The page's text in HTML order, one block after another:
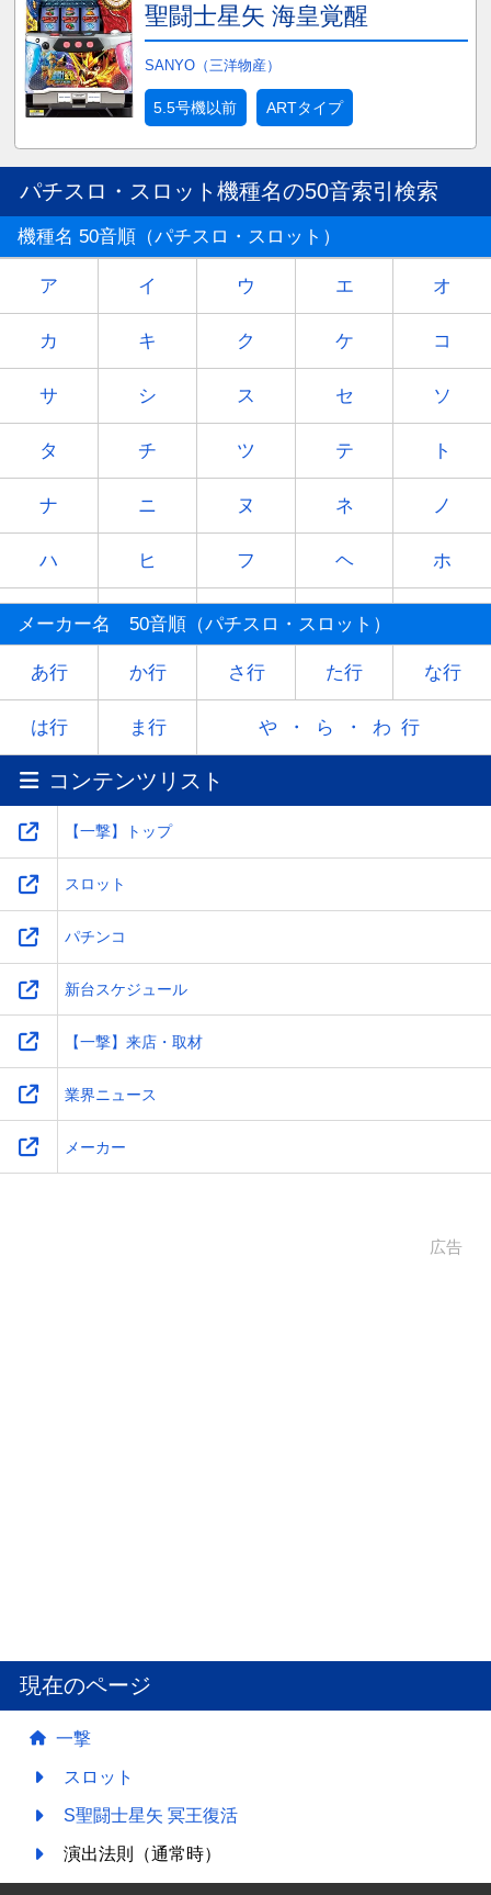
聖闘士星矢 海皇覚醒
SANYO（三洋物産）
5.5号機以前 ARTタイプ
パチスロ・スロット機種名の50音索引検索
機種名 50音順（パチスロ・スロット）
ア イ ウ エ オ
カ キ ク ケ コ
サ シ ス セ ソ
タ チ ツ テ ト
ナ ニ ヌ ネ ノ
ハ ヒ フ ヘ ホ
マ ミ ム メ
ヤ - ユ - ヨ
ラ リ レ
ワ -
メーカー名 50音順（パチスロ・スロット）
あ行 か行 さ行 た行 な行
は行 ま行 や・ら・わ行
コンテンツリスト
【一撃】トップ
スロット
パチンコ
新台スケジュール
【一撃】来店・取材
業界ニュース
メーカー
広告
現在のページ
一撃
スロット
S聖闘士星矢 冥王復活
演出法則（通常時）